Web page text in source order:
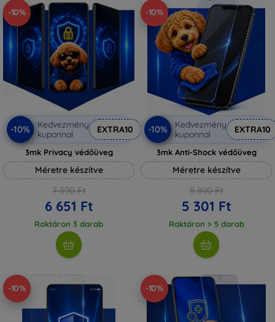
-10%
-10%
Kedvezmény
kuponnal
EXTRA10
3mk Privacy védőüveg
Méretre készítve
7 390 Ft
6 651 Ft
Raktáron 3 darab
-10%
-10%
Kedvezmény
kuponnal
EXTRA10
3mk Anti-Shock védőüveg
Méretre készítve
5 890 Ft
5 301 Ft
Raktáron > 5 darab
-10% -10%